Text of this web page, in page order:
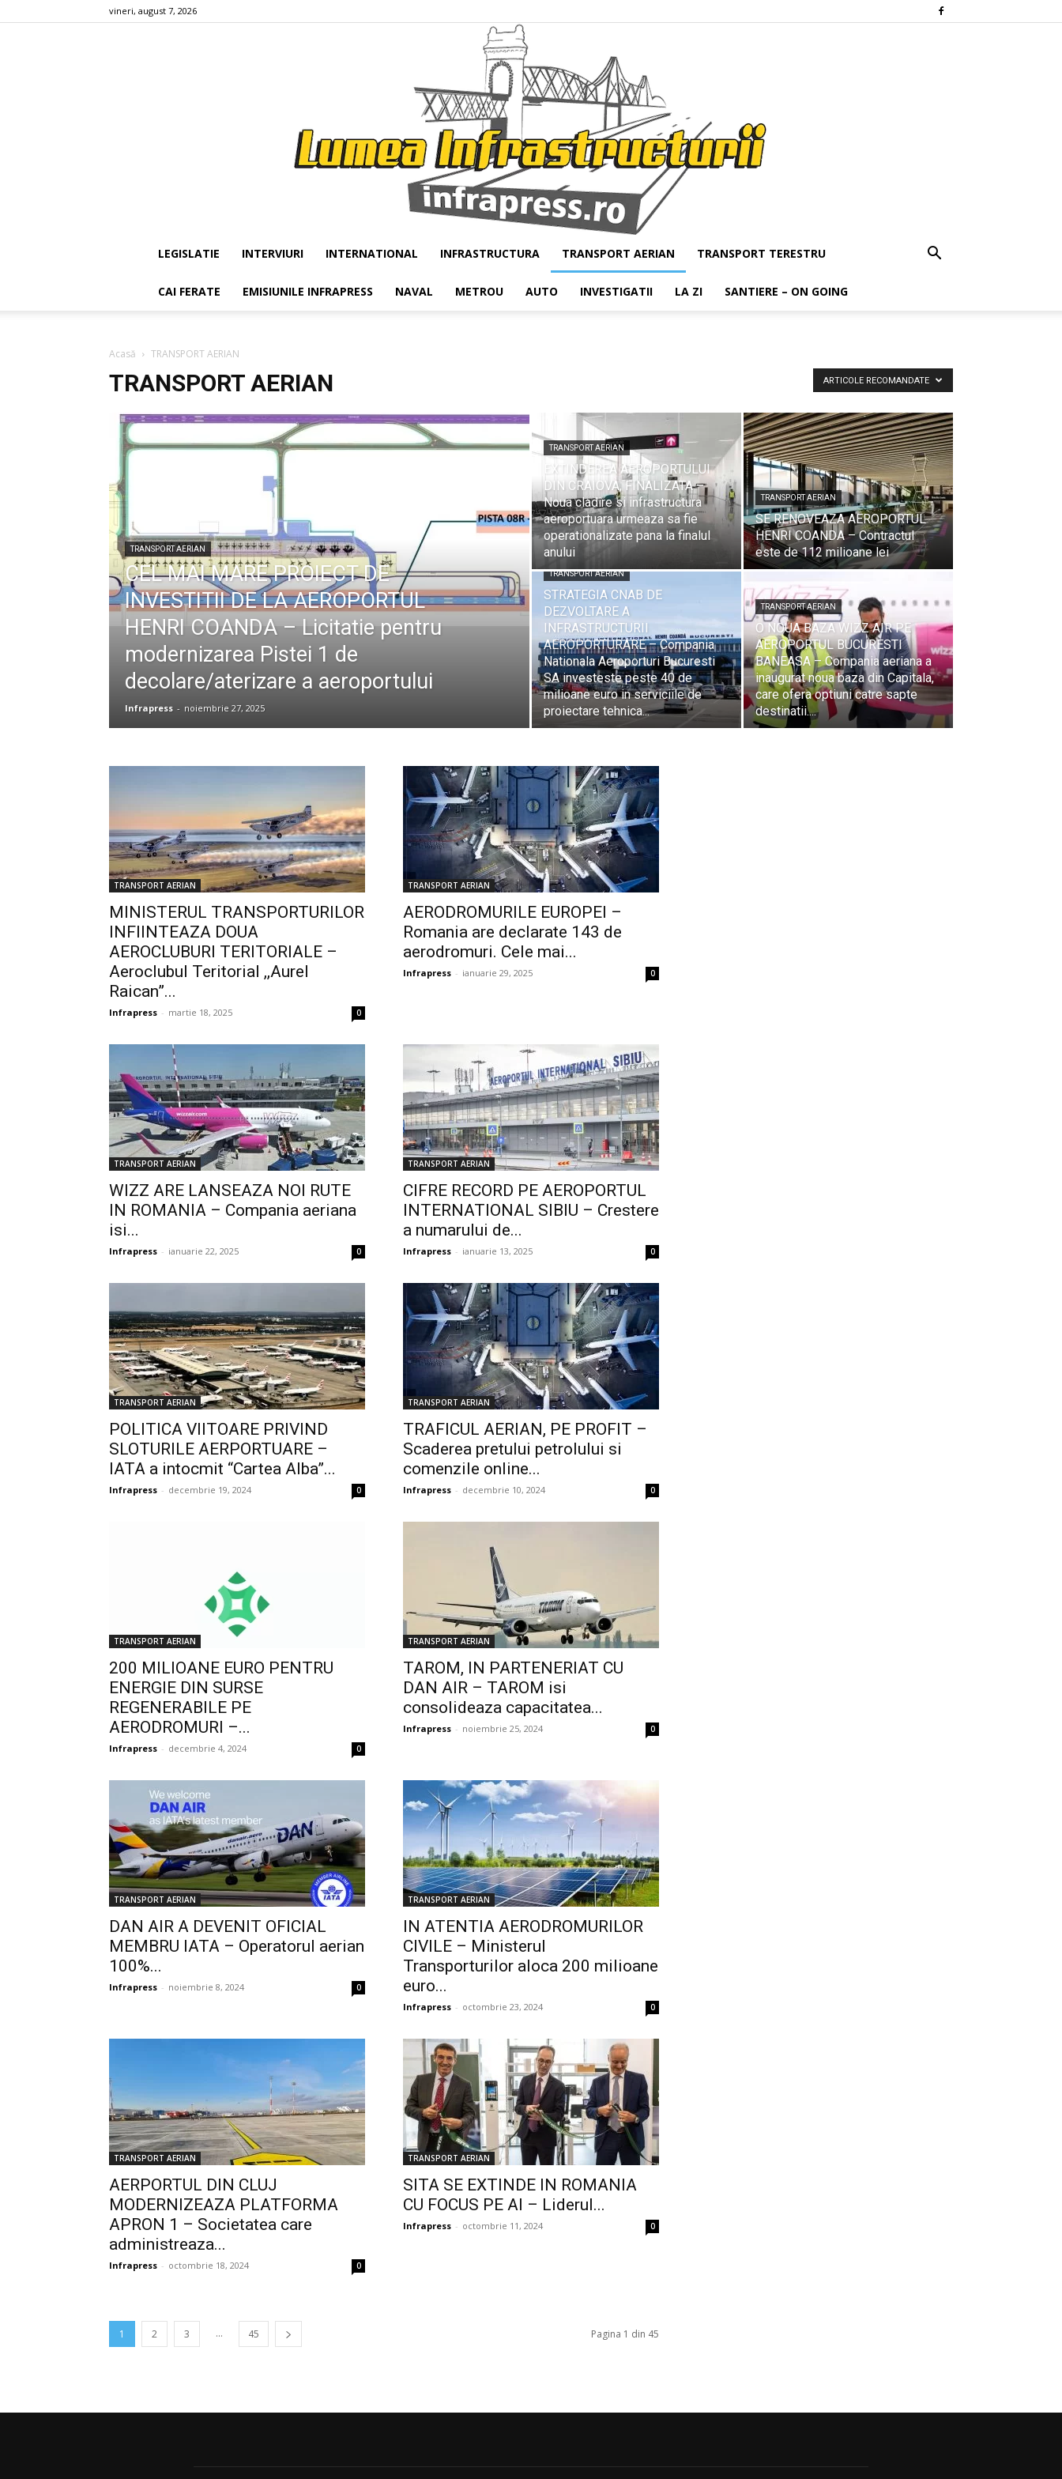
vineri, august 7, 2026
Infrapress
LEGISLATIE INTERVIURI INTERNATIONAL INFRASTRUCTURA TRANSPORT AERIAN TRANSPORT TERESTRU
CAI FERATE EMISIUNILE INFRAPRESS NAVAL METROU AUTO INVESTIGATII LA ZI SANTIERE – ON GOING
Acasă TRANSPORT AERIAN
TRANSPORT AERIAN ARTICOLE RECOMANDATE
TRANSPORT AERIAN
CEL MAI MARE PROIECT DE
INVESTITII DE LA AEROPORTUL
HENRI COANDA – Licitatie pentru
modernizarea Pistei 1 de
decolare/aterizare a aeroportului
Infrapress - noiembrie 27, 2025
TRANSPORT AERIAN
EXTINDEREA AEROPORTULUI
DIN CRAIOVA, FINALIZATA –
Noua cladire si infrastructura
aeroportuara urmeaza sa fie
operationalizate pana la finalul
anului
TRANSPORT AERIAN
SE RENOVEAZA AEROPORTUL
HENRI COANDA – Contractul
este de 112 milioane lei
TRANSPORT AERIAN
STRATEGIA CNAB DE
DEZVOLTARE A
INFRASTRUCTURII
AEROPORTURARE – Compania
Nationala Aeroporturi Bucuresti
SA investeste peste 40 de
milioane euro in serviciile de
proiectare tehnica...
TRANSPORT AERIAN
O NOUA BAZA WIZZ AIR PE
AEROPORTUL BUCURESTI
BANEASA – Compania aeriana a
inaugurat noua baza din Capitala,
care ofera optiuni catre sapte
destinatii....
TRANSPORT AERIAN
MINISTERUL TRANSPORTURILOR
INFIINTEAZA DOUA
AEROCLUBURI TERITORIALE –
Aeroclubul Teritorial ,,Aurel
Raican”...
Infrapress - martie 18, 2025 0
TRANSPORT AERIAN
AERODROMURILE EUROPEI –
Romania are declarate 143 de
aerodromuri. Cele mai...
Infrapress - ianuarie 29, 2025 0
TRANSPORT AERIAN
WIZZ ARE LANSEAZA NOI RUTE
IN ROMANIA – Compania aeriana
isi...
Infrapress - ianuarie 22, 2025 0
TRANSPORT AERIAN
CIFRE RECORD PE AEROPORTUL
INTERNATIONAL SIBIU – Crestere
a numarului de...
Infrapress - ianuarie 13, 2025 0
TRANSPORT AERIAN
POLITICA VIITOARE PRIVIND
SLOTURILE AERPORTUARE –
IATA a intocmit “Cartea Alba”...
Infrapress - decembrie 19, 2024 0
TRANSPORT AERIAN
TRAFICUL AERIAN, PE PROFIT –
Scaderea pretului petrolului si
comenzile online...
Infrapress - decembrie 10, 2024 0
TRANSPORT AERIAN
200 MILIOANE EURO PENTRU
ENERGIE DIN SURSE
REGENERABILE PE
AERODROMURI –...
Infrapress - decembrie 4, 2024 0
TRANSPORT AERIAN
TAROM, IN PARTENERIAT CU
DAN AIR – TAROM isi
consolideaza capacitatea...
Infrapress - noiembrie 25, 2024 0
TRANSPORT AERIAN
DAN AIR A DEVENIT OFICIAL
MEMBRU IATA – Operatorul aerian
100%...
Infrapress - noiembrie 8, 2024 0
TRANSPORT AERIAN
IN ATENTIA AERODROMURILOR
CIVILE – Ministerul
Transporturilor aloca 200 milioane
euro...
Infrapress - octombrie 23, 2024 0
TRANSPORT AERIAN
AERPORTUL DIN CLUJ
MODERNIZEAZA PLATFORMA
APRON 1 – Societatea care
administreaza...
Infrapress - octombrie 18, 2024 0
TRANSPORT AERIAN
SITA SE EXTINDE IN ROMANIA
CU FOCUS PE AI – Liderul...
Infrapress - octombrie 11, 2024 0
1 2 3 ... 45 Pagina 1 din 45